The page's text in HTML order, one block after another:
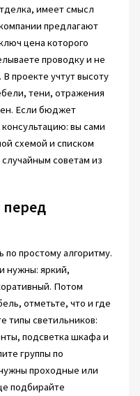
имеет смысл
предлагают
цена которого
проводку и не
проекте учтут высоту
тени, отражения
Если бюджет
вы сами
схемой и списком
советам из
перед
по простому алгоритму.
нужны: яркий,
Потом
отметьте, что и где
типы светильников:
подсветка шкафа и
группы по
проходные или
подбирайте